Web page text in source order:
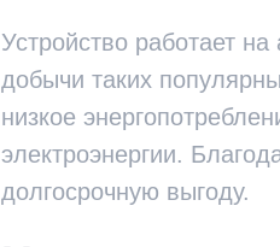
Устройство работает
добычи таких
низкое
электроэнергии.
долгосрочную выгоду.